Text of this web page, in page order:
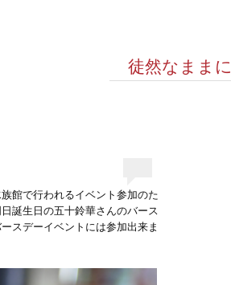
徒然なままに
館で行われるイベント参加のた
誕生日の五十鈴華さんのバース
スデーイベントには参加出来ま